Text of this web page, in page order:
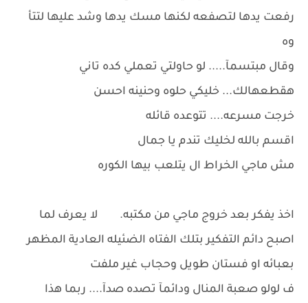
رفعت يدها لتصفعه لكنها مسك يدها وشد عليها لتتأ
وه
وقال مبتسمآ..... لو حاولتي تعملي كده تاني
هقطعهالك... خليكي حلوه وحنينه احسن
خرجت مسرعه.... تتوعده قائله
اقسم بالله لخليك تندم يا جمال
مش ماجي الخراط ال يتلعب بيها الكوره
اخذ يفكر بعد خروج ماجي من مكتبه. لا يعرف لما
اصبح دائم التفكير بتلك الفتاه الضئيله العادية المظهر
بعبائه او فستان طويل وحجاب غير ملفت
ف لولو صعبة المنال ودائمآ تصده صدآ.... ربما هذا